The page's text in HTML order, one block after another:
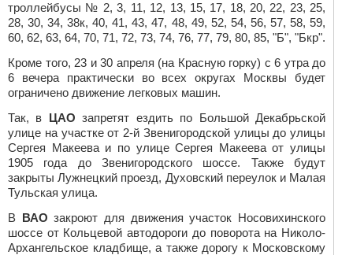
троллейбусы № 2, 3, 11, 12, 13, 15, 17, 18, 20, 22, 23, 25,
28, 30, 34, 38к, 40, 41, 43, 47, 48, 49, 52, 54, 56, 57, 58, 59,
60, 62, 63, 64, 70, 71, 72, 73, 74, 76, 77, 79, 80, 85, "Б", "Бкр".
Кроме того, 23 и 30 апреля (на Красную горку) с 6 утра до
6 вечера практически во всех округах Москвы будет
ограничено движение легковых машин.
Так, в ЦАО запретят ездить по Большой Декабрьской
улице на участке от 2-й Звенигородской улицы до улицы
Сергея Макеева и по улице Сергея Макеева от улицы
1905 года до Звенигородского шоссе. Также будут
закрыты Лужнецкий проезд, Духовский переулок и Малая
Тульская улица.
В ВАО закроют для движения участок Носовихинского
шоссе от Кольцевой автодороги до поворота на Николо-
Архангельское кладбище, а также дорогу к Московскому